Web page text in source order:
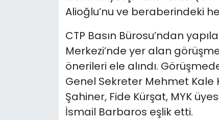
Alioğlu’nu ve beraberindeki
CTP Basın Bürosu’ndan
Merkezi’nde yer alan
önerileri ele alındı.
Genel Sekreter Mehmet Kale
Şahiner, Fide Kürşat, MYK
İsmail Barbaros eşlik etti.
Teknoloji
Video Galeri